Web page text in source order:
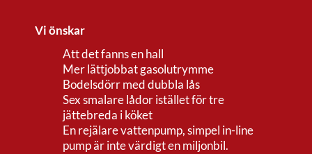
Vi önskar
Att det fanns en hall
Mer lättjobbat gasolutrymme
Bodelsdörr med dubbla lås
Sex smalare lådor istället för tre
jättebreda i köket
En rejälare vattenpump, simpel in-line
pump är inte värdigt en miljonbil.